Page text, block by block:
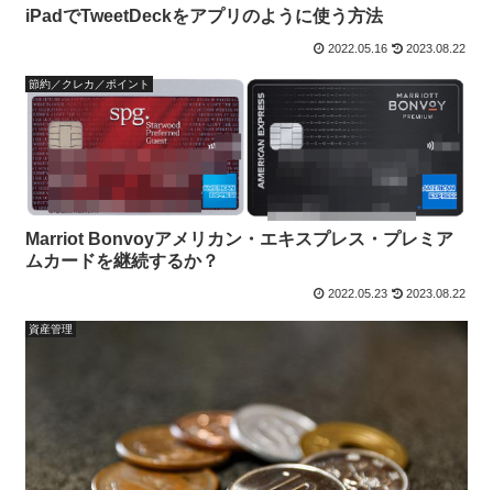
iPadでTweetDeckをアプリのように使う方法
2022.05.16 2023.08.22
節約／クレカ／ポイント
Marriot Bonvoyアメリカン・エキスプレス・プレミア
ムカードを継続するか？
2022.05.23 2023.08.22
資産管理